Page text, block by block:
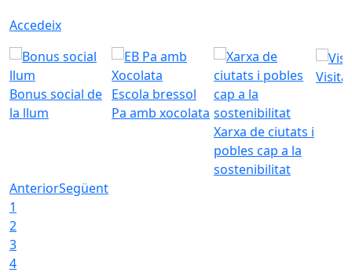
Accedeix
Bonus social de
la llum
Escola bressol
Pa amb xocolata
Xarxa de ciutats i
pobles cap a la
sostenibilitat
Visita
AnteriorSegüent
1
2
3
4